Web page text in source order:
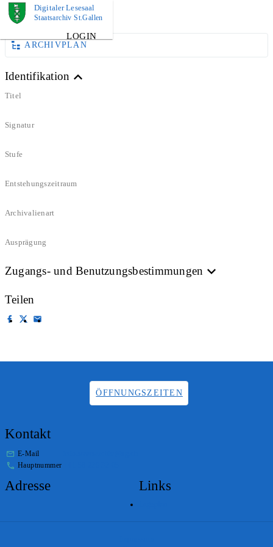
Digitaler Lesesaal
Staatsarchiv St.Gallen
LOGIN
DOKUMENT
ARCHIVPLAN
Identifikation
Titel
Signatur
Stufe
Entstehungszeitraum
Archivalienart
Ausprägung
Zugangs- und Benutzungsbestimmungen
Teilen
ÖFFNUNGSZEITEN
Kontakt
E-Mail
Hauptnummer
Adresse Links